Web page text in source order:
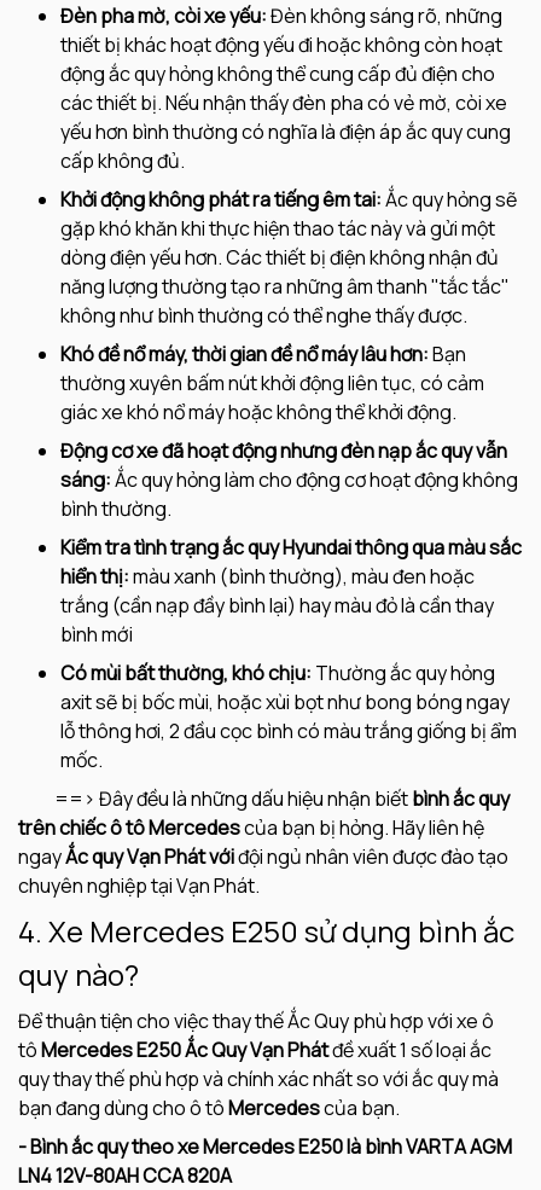
Đèn pha mờ, còi xe yếu:Đèn không sáng rõ, những
thiết bị khác hoạt động yếu đi hoặc không còn hoạt
động ắc quy hỏng không thể cung cấp đủ điện cho
các thiết bị. Nếu nhận thấy đèn pha có vẻ mờ, còi xe
yếu hơn bình thường có nghĩa là điện áp ắc quy cung
cấp không đủ.
Khởi động không phát ra tiếng êm tai:Ắc quy hỏng sẽ
gặp khó khăn khi thực hiện thao tác này và gửi một
dòng điện yếu hơn. Các thiết bị điện không nhận đủ
năng lượng thường tạo ra những âm thanh "tắc tắc"
không như bình thường có thể nghe thấy được.
Khó đề nổ máy, thời gian đề nổ máy lâu hơn:Bạn
thường xuyên bấm nút khởi động liên tục, có cảm
giác xe khó nổ máy hoặc không thể khởi động.
Động cơ xe đã hoạt động nhưng đèn nạp ắc quy vẫn
sáng:Ắc quy hỏng làm cho động cơ hoạt động không
bình thường.
Kiểm tra tình trạng ắc quy Hyundai thông qua màu sắc
hiển thị:màu xanh (bình thường), màu đen hoặc
trắng (cần nạp đầy bình lại) hay màu đỏ là cần thay
bình mới
Có mùi bất thường, khó chịu: Thường ắc quy hỏng
axit sẽ bị bốc mùi, hoặc xùi bọt như bong bóng ngay
lỗ thông hơi, 2 đầu cọc bình có màu trắng giống bị ẩm
mốc.
==> Đây đều là những dấu hiệu nhận biếtbìnhắc quy
trên chiếc ô tô Mercedescủa bạn bị hỏng. Hãy liên hệ
ngayẮc quy Vạn Phát vớiđội ngủ nhân viên được đào tạo
chuyên nghiệp tại Vạn Phát.
4. Xe Mercedes E250 sử dụng bình ắc
quy nào?
Để thuận tiện cho việc thay thế Ắc Quy phù hợp với xe ô
tôMercedes E250 Ắc Quy Vạn Phátđề xuất 1 số loại ắc
quy thay thế phù hợp và chính xác nhất so với ắc quy mà
bạn đang dùng cho ô tôMercedescủa bạn.
- Bình ắc quy theo xe Mercedes E250 là bình VARTA AGM
LN4 12V-80AH CCA 820A